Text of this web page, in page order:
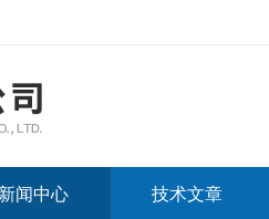
新闻中心 技术文章